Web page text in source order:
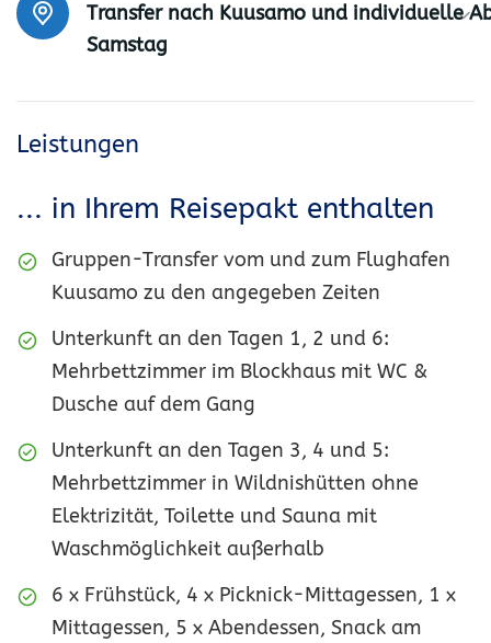
Transfer nach Kuusamo und individuelle
Samstag
Leistungen
... in Ihrem Reisepakt enthalten
Gruppen-Transfer vom und zum Flughafen
Kuusamo zu den angegeben Zeiten
Unterkunft an den Tagen 1, 2 und 6:
Mehrbettzimmer im Blockhaus mit WC &
Dusche auf dem Gang
Unterkunft an den Tagen 3, 4 und 5:
Mehrbettzimmer in Wildnishütten ohne
Elektrizität, Toilette und Sauna mit
Waschmöglichkeit außerhalb
6 x Frühstück, 4 x Picknick-Mittagessen, 1 x
Mittagessen, 5 x Abendessen, Snack am